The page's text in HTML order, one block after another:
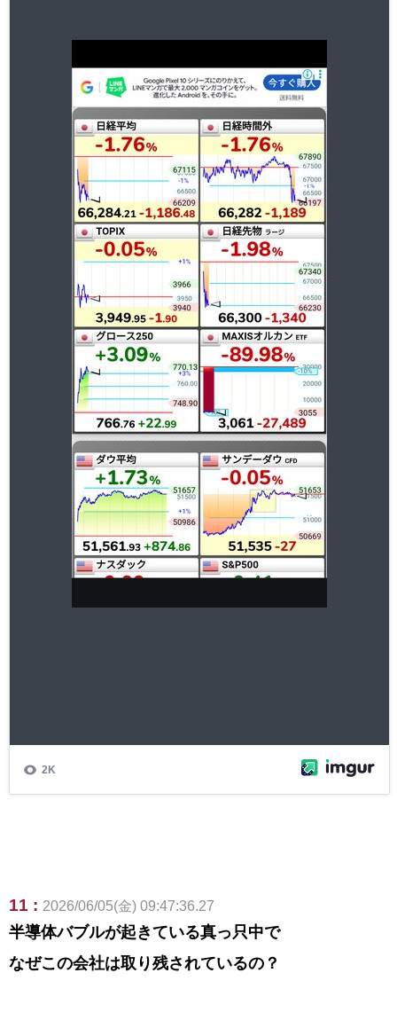
11 : 2026/06/05(金) 09:47:36.27
半導体バブルが起きている真っ只中で
なぜこの会社は取り残されているの？